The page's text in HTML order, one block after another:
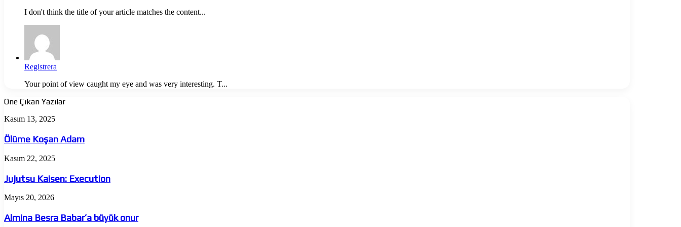
I don't think the title of your article matches the content...
Registrera
Your point of view caught my eye and was very interesting. T...
Öne Çıkan Yazılar
Ölüme
Adam
Kasım 13, 2025
Ölüme Koşan Adam
Jujutsu
Execution
Kasım 22, 2025
Jujutsu Kaisen: Execution
Almina
Babar’a
büyük
Mayıs 20, 2026
Almina Besra Babar’a büyük onur